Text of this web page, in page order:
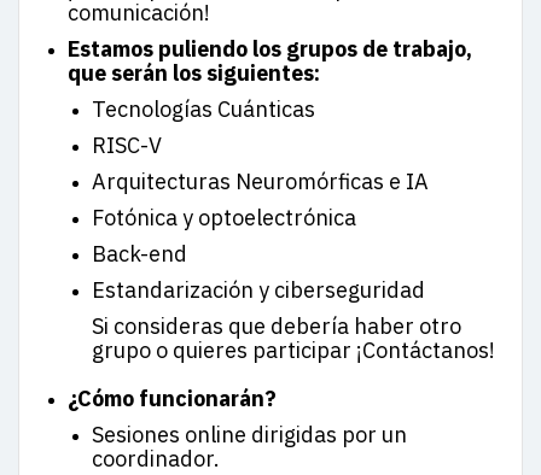
comunicación!
Estamos puliendo los grupos de trabajo,
que serán los siguientes:
Tecnologías Cuánticas
RISC-V
Arquitecturas Neuromórficas e IA
Fotónica y optoelectrónica
Back-end
Estandarización y ciberseguridad
Si consideras que debería haber otro
grupo o quieres participar ¡Contáctanos!
¿Cómo funcionarán?
Sesiones online dirigidas por un
coordinador.